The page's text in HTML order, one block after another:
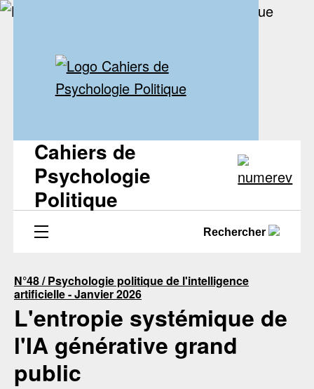
Cahiers de
Psychologie
Politique
Rechercher
N°48 / Psychologie politique de l'intelligence
artificielle - Janvier 2026
L'entropie systémique de
l'IA générative grand
public